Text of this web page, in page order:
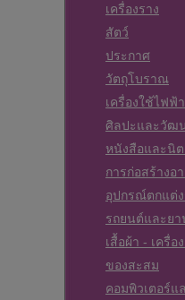
เครื่องราง
สัตว์
ประกาศ
วัตถุโบราณ
เครื่องใช้ไฟฟ้า
ศิลปะและวัฒ
หนังสือและนิ
การก่อสร้างอ
อุปกรณ์ตกแต่
รถยนต์และย
เสื้อผ้า - เครื่อ
ของสะสม
คอมพิวเตอร์แ